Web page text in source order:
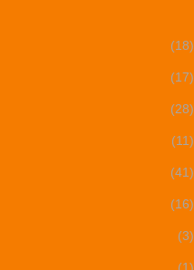
(18)
(17)
(28)
(11)
(41)
(16)
(3)
(1)